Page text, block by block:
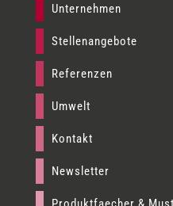
Unternehmen
Stellenangebote
Referenzen
Umwelt
Kontakt
Newsletter